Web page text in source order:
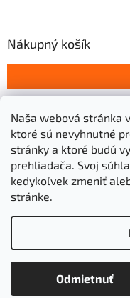
Naša webová stránka
ktoré sú nevyhnutné
stránky a ktoré budú
prehliadača. Svoj
kedykoľvek zmeniť
stránke.
Odmietnuť
Nákupný košík
Prijímame online
vyhradené.